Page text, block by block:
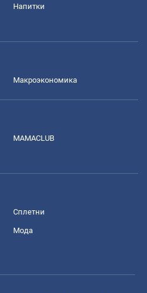
Напитки
Mакроэкономика
MAMACLUB
Сплетни
Мода